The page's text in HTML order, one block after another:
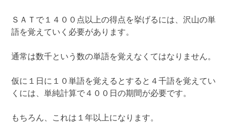
ＳＡＴで１４００点以上の得点を挙げるには、沢山の単
語を覚えていく必要があります。
通常は数千という数の単語を覚えなくてはなりません。
仮に１日に１０単語を覚えるとすると４千語を覚えてい
くには、単純計算で４００日の期間が必要です。
もちろん、これは１年以上になります。